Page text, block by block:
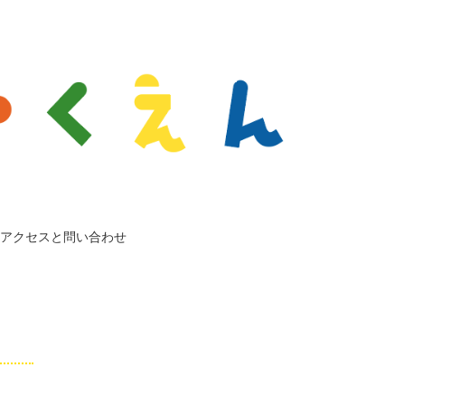
アクセスと問い合わせ